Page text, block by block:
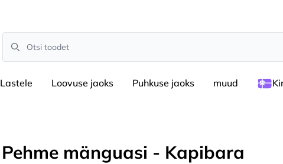
Search
Lastele Loovuse jaoks Puhkuse jaoks muud
Pehme mänguasi - Kapibara